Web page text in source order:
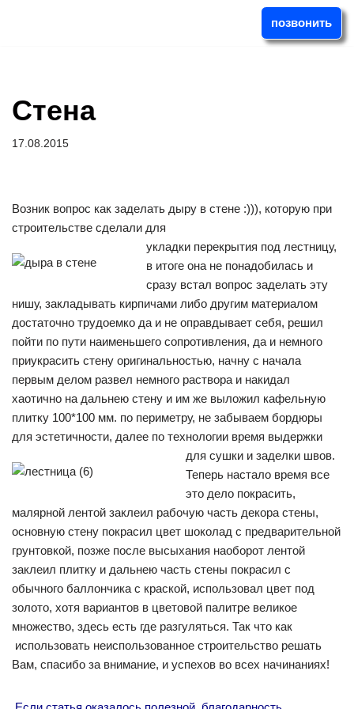
позвонить
Стена
17.08.2015
Возник вопрос как заделать дыру в стене :))), которую при
строительстве сделали для
укладки перекрытия под лестницу,
в итоге она не понадобилась и
сразу встал вопрос заделать эту
нишу, закладывать кирпичами либо другим материалом
достаточно трудоемко да и не оправдывает себя, решил
пойти по пути наименьшего сопротивления, да и немного
приукрасить стену оригинальностью, начну с начала
первым делом развел немного раствора и накидал
хаотично на дальнею стену и им же выложил кафельную
плитку 100*100 мм. по периметру, не забываем бордюры
для эстетичности, далее по технологии время выдержки
для сушки и заделки швов.
Теперь настало время все
это дело покрасить,
малярной лентой заклеил рабочую часть декора стены,
основную стену покрасил цвет шоколад с предварительной
грунтовкой, позже после высыхания наоборот лентой
заклеил плитку и дальнею часть стены покрасил с
обычного баллончика с краской, использовал цвет под
золото, хотя вариантов в цветовой палитре великое
множество, здесь есть где разгуляться. Так что как
использовать неиспользованное строительство решать
Вам, спасибо за внимание, и успехов во всех начинаниях!